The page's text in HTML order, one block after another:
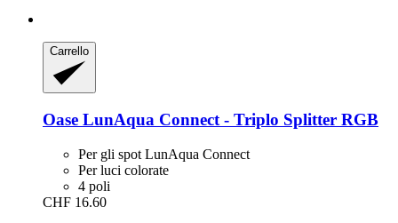
Carrello
Oase LunAqua Connect -​ Triplo Splitter RGB
Per gli spot LunAqua Connect
Per luci colorate
4 poli
CHF 16.60